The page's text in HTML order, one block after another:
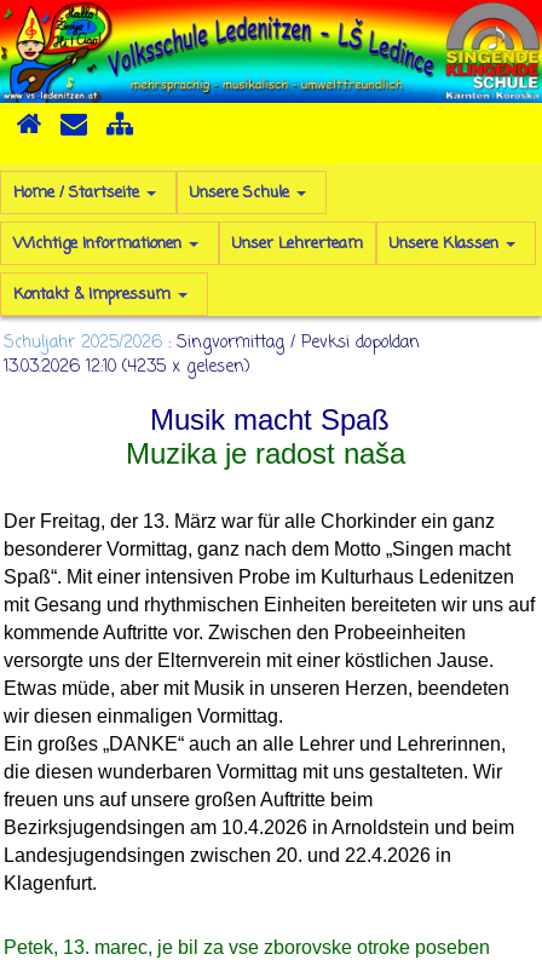
Home / Startseite Unsere Schule
Wichtige Informationen Unser Lehrerteam Unsere Klassen
Kontakt & Impressum
Schuljahr 2025/2026 : Singvormittag / Pevksi dopoldan
13.03.2026 12:10 (4235 x gelesen)
Musik macht Spaß
Muzika je radost naša
Der Freitag, der 13. März war für alle Chorkinder ein ganz
besonderer Vormittag, ganz nach dem Motto „Singen macht
Spaß“. Mit einer intensiven Probe im Kulturhaus Ledenitzen
mit Gesang und rhythmischen Einheiten bereiteten wir uns auf
kommende Auftritte vor. Zwischen den Probeeinheiten
versorgte uns der Elternverein mit einer köstlichen Jause.
Etwas müde, aber mit Musik in unseren Herzen, beendeten
wir diesen einmaligen Vormittag.
Ein großes „DANKE“ auch an alle Lehrer und Lehrerinnen,
die diesen wunderbaren Vormittag mit uns gestalteten. Wir
freuen uns auf unsere großen Auftritte beim
Bezirksjugendsingen am 10.4.2026 in Arnoldstein und beim
Landesjugendsingen zwischen 20. und 22.4.2026 in
Klagenfurt.
Petek, 13. marec, je bil za vse zborovske otroke poseben